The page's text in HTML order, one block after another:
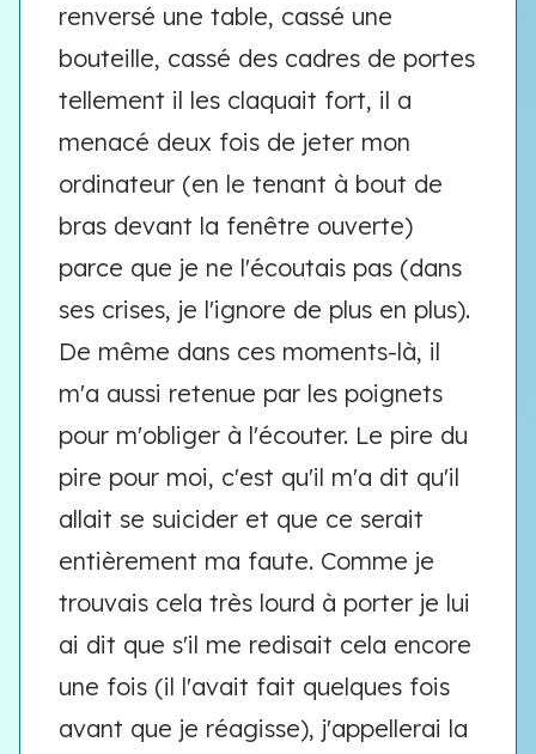
renversé une table, cassé une
bouteille, cassé des cadres de portes
tellement il les claquait fort, il a
menacé deux fois de jeter mon
ordinateur (en le tenant à bout de
bras devant la fenêtre ouverte)
parce que je ne l'écoutais pas (dans
ses crises, je l'ignore de plus en plus).
De même dans ces moments-là, il
m'a aussi retenue par les poignets
pour m'obliger à l'écouter. Le pire du
pire pour moi, c'est qu'il m'a dit qu'il
allait se suicider et que ce serait
entièrement ma faute. Comme je
trouvais cela très lourd à porter je lui
ai dit que s'il me redisait cela encore
une fois (il l'avait fait quelques fois
avant que je réagisse), j'appellerai la